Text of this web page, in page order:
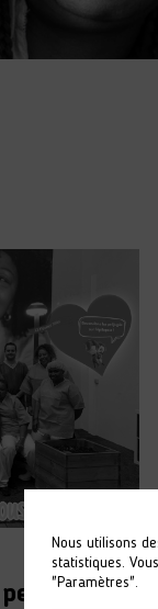
Nous utilisons
statistiques.
"Paramètres".